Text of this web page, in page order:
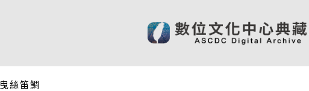
曳絲笛鯛